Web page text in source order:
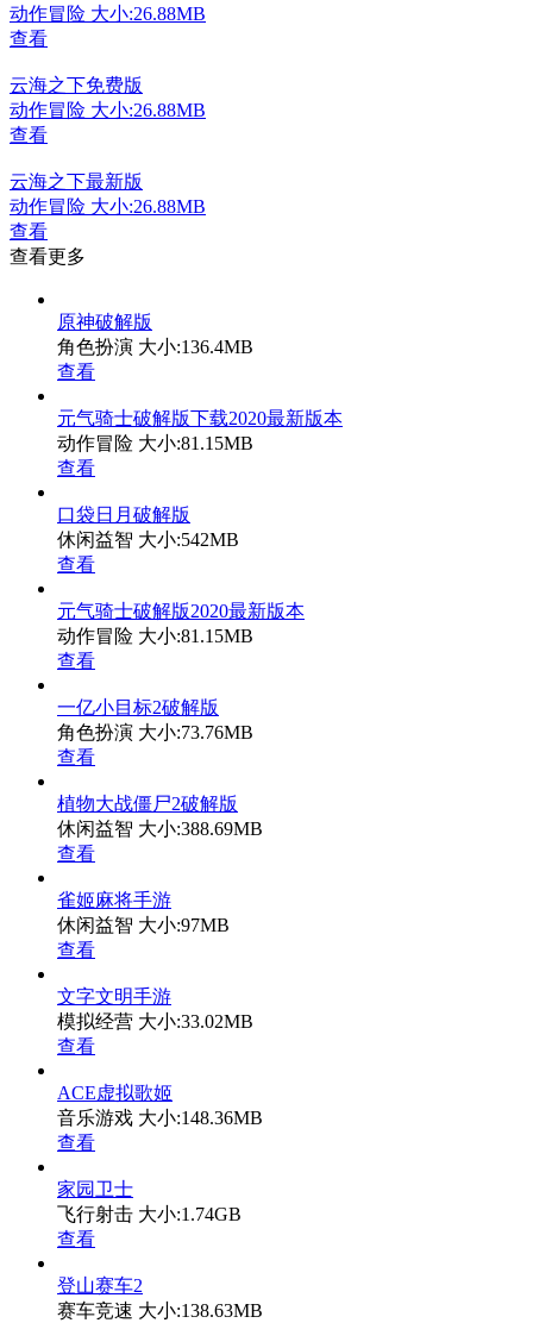
动作冒险 大小:26.88MB
查看
云海之下免费版
动作冒险 大小:26.88MB
查看
云海之下最新版
动作冒险 大小:26.88MB
查看
查看更多
原神破解版
角色扮演 大小:136.4MB
查看
元气骑士破解版下载2020最新版本
动作冒险 大小:81.15MB
查看
口袋日月破解版
休闲益智 大小:542MB
查看
元气骑士破解版2020最新版本
动作冒险 大小:81.15MB
查看
一亿小目标2破解版
角色扮演 大小:73.76MB
查看
植物大战僵尸2破解版
休闲益智 大小:388.69MB
查看
雀姬麻将手游
休闲益智 大小:97MB
查看
文字文明手游
模拟经营 大小:33.02MB
查看
ACE虚拟歌姬
音乐游戏 大小:148.36MB
查看
家园卫士
飞行射击 大小:1.74GB
查看
登山赛车2
赛车竞速 大小:138.63MB